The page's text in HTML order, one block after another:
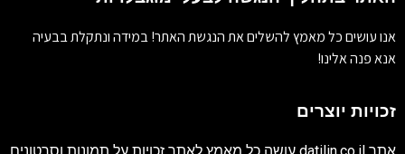
אנו עושים כל מאמץ להשלים את הנגשת האתר! במידה ונתקלת בבעיה
אנא פנה אלינו!
זכויות יוצרים